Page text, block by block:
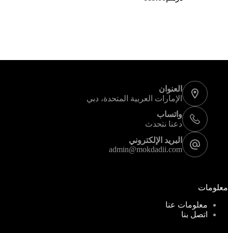
العنوان
الإمارات العربية المتحدة، دبي
واتساب
دعنا نتحدث
البريد الإلكتروني
admin@mokdadii.com
معلومات
معلومات عنا
اتصل بنا